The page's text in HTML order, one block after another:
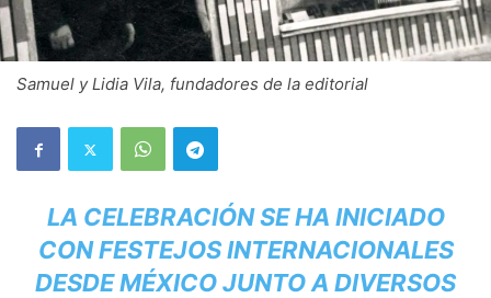
Samuel y Lidia Vila, fundadores de la editorial
LA CELEBRACIÓN SE HA INICIADO
CON FESTEJOS INTERNACIONALES
DESDE MÉXICO JUNTO A DIVERSOS